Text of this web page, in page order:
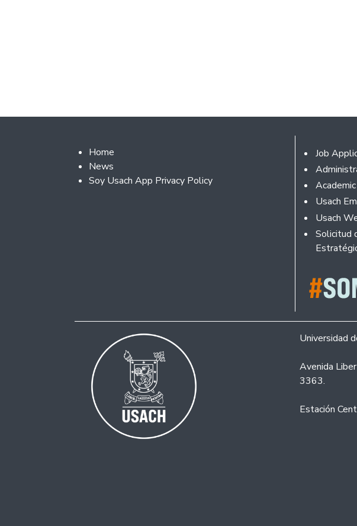
Footer 2
Home
News
Soy Usach App Privacy Policy
Footer
Job
Usach
Usach
Solicitud
Universidad
Avenida
3363.
Estación